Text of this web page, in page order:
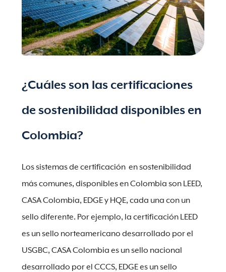
¿Cuáles son las certificaciones
de sostenibilidad disponibles en
Colombia?
Los sistemas de certificación en sostenibilidad
más comunes, disponibles en Colombia son LEED,
CASA Colombia, EDGE y HQE, cada una con un
sello diferente. Por ejemplo, la certificación LEED
es un sello norteamericano desarrollado por el
USGBC, CASA Colombia es un sello nacional
desarrollado por el CCCS, EDGE es un sello